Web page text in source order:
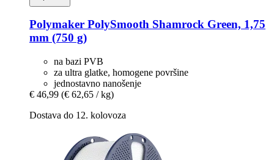
Polymaker PolySmooth Shamrock Green, 1,75
mm (750 g)
na bazi PVB
za ultra glatke, homogene površine
jednostavno nanošenje
€ 46,99 (€ 62,65 / kg)
Dostava do 12. kolovoza